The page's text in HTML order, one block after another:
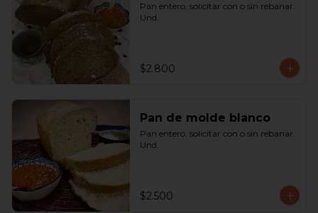
Pan entero, solicitar con o sin rebanar.
Und.
$2.800
Pan de molde blanco
Pan entero, solicitar con o sin rebanar.
Und.
$2.500